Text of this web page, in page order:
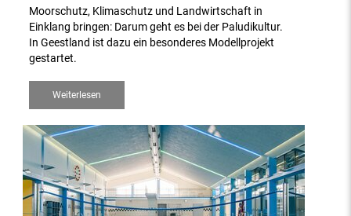
Moorschutz, Klimaschutz und Landwirtschaft in
Einklang bringen: Darum geht es bei der Paludikultur.
In Geestland ist dazu ein besonderes Modellprojekt
gestartet.
Weiterlesen